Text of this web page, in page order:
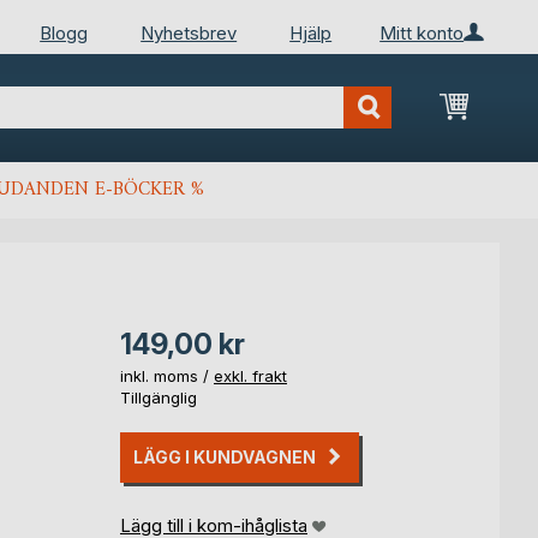
Mitt konto
Blogg Nyhetsbrev Hjälp
Min
E-BÖCKER %
149,00 kr
inkl. moms / exkl. frakt
Tillgänglig
LÄGG I KUNDVAGNEN
Lägg till i kom-ihåglista